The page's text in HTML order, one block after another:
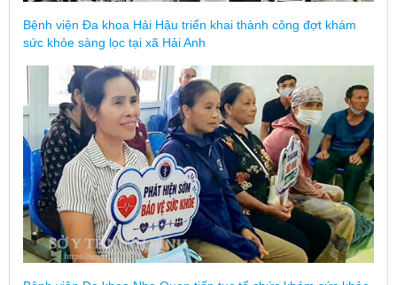
Bệnh viện Đa khoa Hải Hậu triển khai thành công đợt khám
sức khỏe sàng lọc tại xã Hải Anh